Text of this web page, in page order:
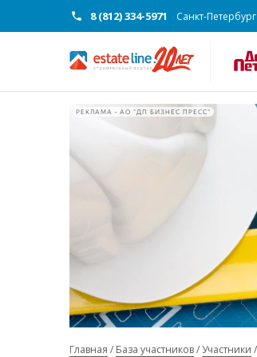
8 (812) 334-5971 Санкт-Петербург
РЕКЛАМА • АО "ДП БИЗНЕС ПРЕСС"
Главная База участников Участники